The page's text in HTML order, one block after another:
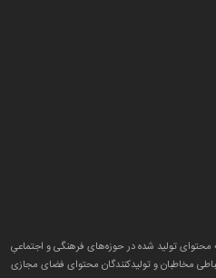
محتوای تولید شده در حوزه‌های فرهنگی و اجتماعیِ
مخاطبان و تولید‌کنندگان محتوای فضای مجازی